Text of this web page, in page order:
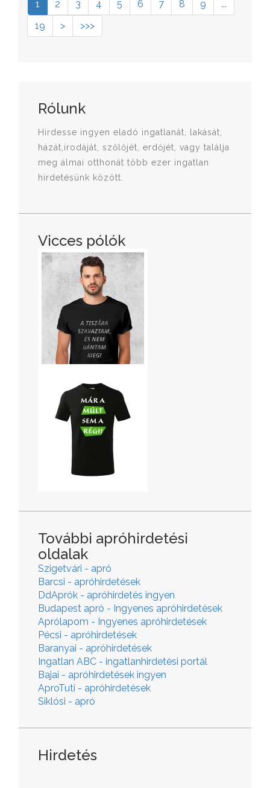
1 2 3 4 5 6 7 8 9
...
19
> >>>
Rólunk
Hirdesse ingyen eladó ingatlanát, lakását,
házát,irodáját, szőlőjét, erdőjét, vagy találja
meg álmai otthonát több ezer ingatlan
hirdetésünk között.
Vicces pólók
További apróhirdetési
oldalak
Szigetvári - apró
Barcsi - apróhirdetések
DdAprók - apróhirdetés ingyen
Budapest apró - Ingyenes apróhirdetések
Aprólapom - Ingyenes apróhirdetések
Pécsi - apróhirdetések
Baranyai - apróhirdetések
Ingatlan ABC - ingatlanhirdetési portál
Bajai - apróhirdetések ingyen
AproTuti - apróhirdetések
Siklósi - apró
Hirdetés